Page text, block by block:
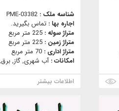
شناسه ملک : PME-03382
اجاره بها : تماس بگیرید.
متراژ سوله : 225 متر مربع
متراژ زمین : 225 متر مربع
متراژ اداری : 70 متر مربع
امکانات :آب شهری, گاز,
اطلاعات بیشتر